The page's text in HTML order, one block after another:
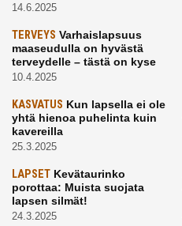
14.6.2025
TERVEYS Varhaislapsuus
maaseudulla on hyvästä
terveydelle – tästä on kyse
10.4.2025
KASVATUS Kun lapsella ei ole
yhtä hienoa puhelinta kuin
kavereilla
25.3.2025
LAPSET Kevätaurinko
porottaa: Muista suojata
lapsen silmät!
24.3.2025